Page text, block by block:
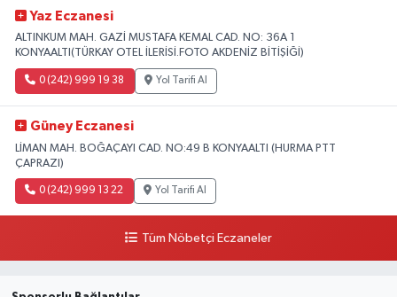
Yaz Eczanesi
ALTINKUM MAH. GAZİ MUSTAFA KEMAL CAD. NO: 36A 1
KONYAALTI(TÜRKAY OTEL İLERİSİ.FOTO AKDENİZ BİTİŞİĞİ)
0 (242) 999 19 38 Yol Tarifi Al
Güney Eczanesi
LİMAN MAH. BOĞAÇAYI CAD. NO:49 B KONYAALTI (HURMA PTT
ÇAPRAZI)
0 (242) 999 13 22 Yol Tarifi Al
Tüm Nöbetçi Eczaneler